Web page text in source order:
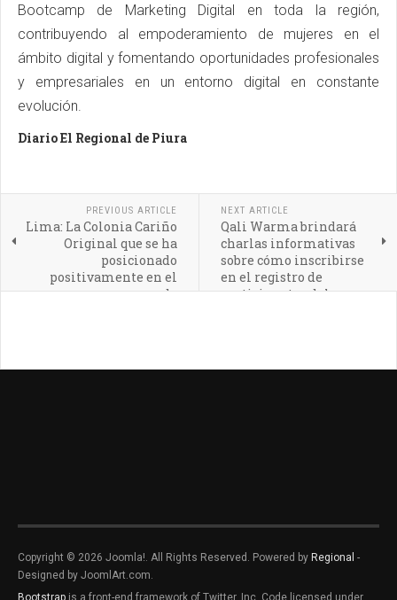
Bootcamp de Marketing Digital en toda la región,
contribuyendo al empoderamiento de mujeres en el
ámbito digital y fomentando oportunidades profesionales
y empresariales en un entorno digital en constante
evolución.
Diario El Regional de Piura
PREVIOUS ARTICLE
Lima: La Colonia Cariño
Original que se ha
posicionado
positivamente en el
mercado
NEXT ARTICLE
Qali Warma brindará
charlas informativas
sobre cómo inscribirse
en el registro de
participantes del
Copyright © 2026 Joomla!. All Rights Reserved. Powered by Regional -
Designed by JoomlArt.com.
Bootstrap is a front-end framework of Twitter, Inc. Code licensed under